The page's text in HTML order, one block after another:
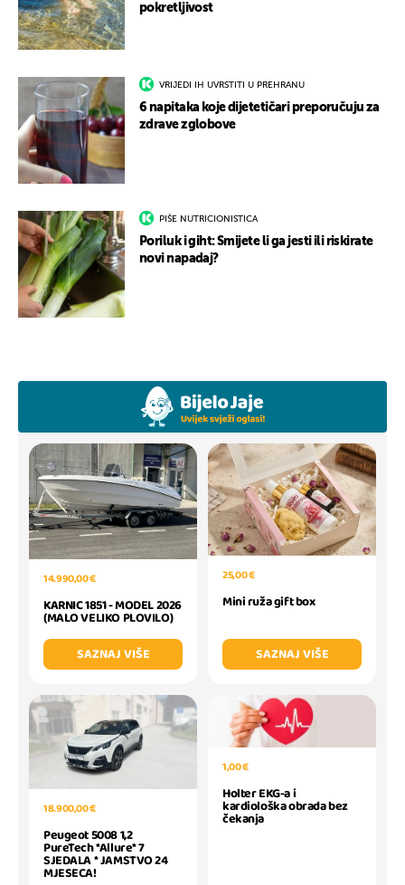
pokretljivost
VRIJEDI IH UVRSTITI U PREHRANU
6 napitaka koje dijetetičari preporučuju za
zdrave zglobove
PIŠE NUTRICIONISTICA
Poriluk i giht: Smijete li ga jesti ili riskirate
novi napadaj?
14.990,00 €
KARNIC 1851 - MODEL 2026
(MALO VELIKO PLOVILO)
SAZNAJ VIŠE
25,00 €
Mini ruža gift box
SAZNAJ VIŠE
18.900,00 €
Peugeot 5008 1,2
PureTech *Allure* 7
SJEDALA * JAMSTVO 24
MJESECA!
1,00 €
Holter EKG-a i
kardiološka obrada bez
čekanja